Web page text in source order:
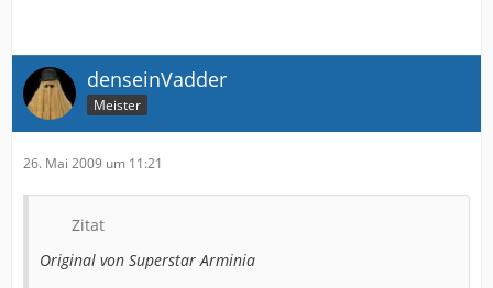
denseinVadder
Meister
26. Mai 2009 um 11:21
Zitat
Original von Superstar Arminia